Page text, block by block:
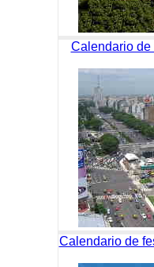
Calendario de
Calendario de